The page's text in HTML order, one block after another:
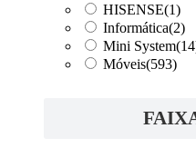
HISENSE(1)
Informática(2)
Mini System
Móveis(593)